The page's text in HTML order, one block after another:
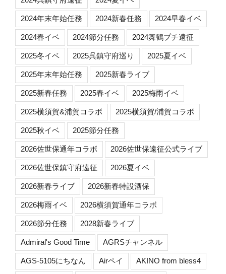
2024年末年始任務 2024新春任務 2024早春イベ
2024春イベ 2024節分任務 2024舞鶴プチ遠征
2025冬イベ 2025呉鎮守府巡り 2025夏イベ
2025年末年始任務 2025新春ライブ
2025新春任務 2025春イベ 2025梅雨イベ
2025横須賀&浦賀コラボ 2025横須賀/浦賀コラボ
2025秋イベ 2025節分任務
2026佐世保通年コラボ 2026佐世保遠征公式ライブ
2026佐世保鎮守府遠征 2026夏イベ
2026新春ライブ 2026新春特設酒保
2026梅雨イベ 2026横須賀通年コラボ
2026節分任務 2028新春ライブ
Admiral's Good Time AGRSチャンネル
AGS-5105にちなん Airペイ AKINO from bless4